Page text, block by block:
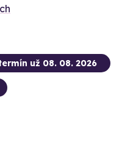
už 08. 08. 2026